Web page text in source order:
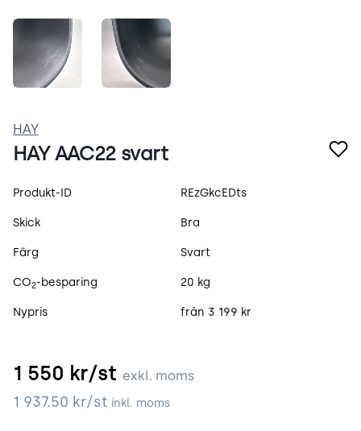
hKLnuSXpsUR0.jpegBLC0HbN54lFP.jpeg
HAY
HAY AAC22 svart
Produktspecifikation
Produkt-ID REzGkcEDts
Skick Bra
Färg Svart
CO2-besparing 20 kg
Nypris från 3 199 kr
1 550 kr/st exkl. moms
1 937.50 kr/st inkl. moms